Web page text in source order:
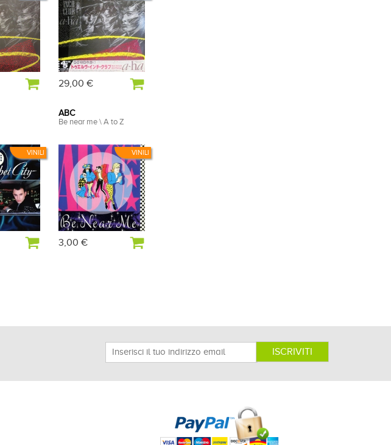
29,00 €
VINILI VINILI
ABC
Be near me \ A to Z
3,00 €